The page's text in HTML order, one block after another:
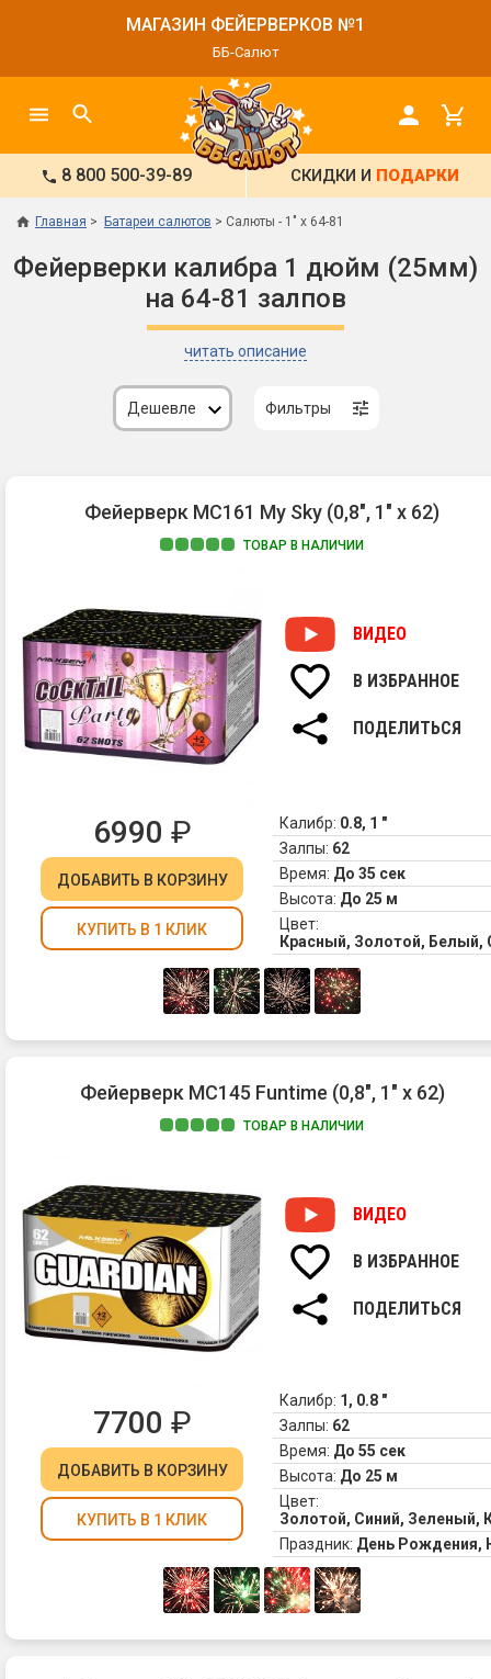
МАГАЗИН ФЕЙЕРВЕРКОВ №1
ББ-Салют
8 800 500-39-89 СКИДКИ И ПОДАРКИ
Главная Батареи салютов Салюты - 1" х 64-81
Фейерверки калибра 1 дюйм (25мм)
на 64-81 залпов
читать описание
Дешевле Фильтры
Фейерверк MC161 My Sky (0,8", 1" х 62)
ТОВАР В НАЛИЧИИ
ВИДЕО
В ИЗБРАННОЕ
ПОДЕЛИТЬСЯ
6990 ₽
ДОБАВИТЬ В КОРЗИНУ
КУПИТЬ В 1 КЛИК
Калибр: 0.8, 1 "
Залпы: 62
Время: До 35 сек
Высота: До 25 м
Цвет:
Красный, Золотой, Белый,
Фейерверк МС145 Funtime (0,8", 1" х 62)
ТОВАР В НАЛИЧИИ
ВИДЕО
В ИЗБРАННОЕ
ПОДЕЛИТЬСЯ
7700 ₽
ДОБАВИТЬ В КОРЗИНУ
КУПИТЬ В 1 КЛИК
Калибр: 1, 0.8 "
Залпы: 62
Время: До 55 сек
Высота: До 25 м
Цвет:
Золотой, Синий, Зеленый,
Праздник: День Рождения,